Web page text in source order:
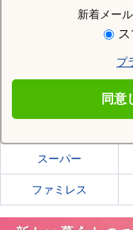
新着メー
プ
同意
住む街研究所で佐
佐野市の施設一覧
スーパー
ファミレス